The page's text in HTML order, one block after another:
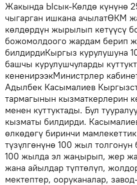
Жакында Ысык-Көлдө күнүнө
чыгарган ишкана ачылатӨКМ
көлдөрдүн жырылып кетүүсү
божомолдоого жардам берип
билдирдиКыргыз курулушуна
башчы курулушчуларды
кененирээкМинистрлер
Адылбек Касымалиев
тармагынын кызматкерлерин
менен куттуктады. Бул
кызматы билдирди.
өлкөдөгү биринчи
түзүлгөнүнө 100 жыл
100 жылда эл жаңырып, жер
жана айылдар түптөлүп,
мектептер, ооруканалар,